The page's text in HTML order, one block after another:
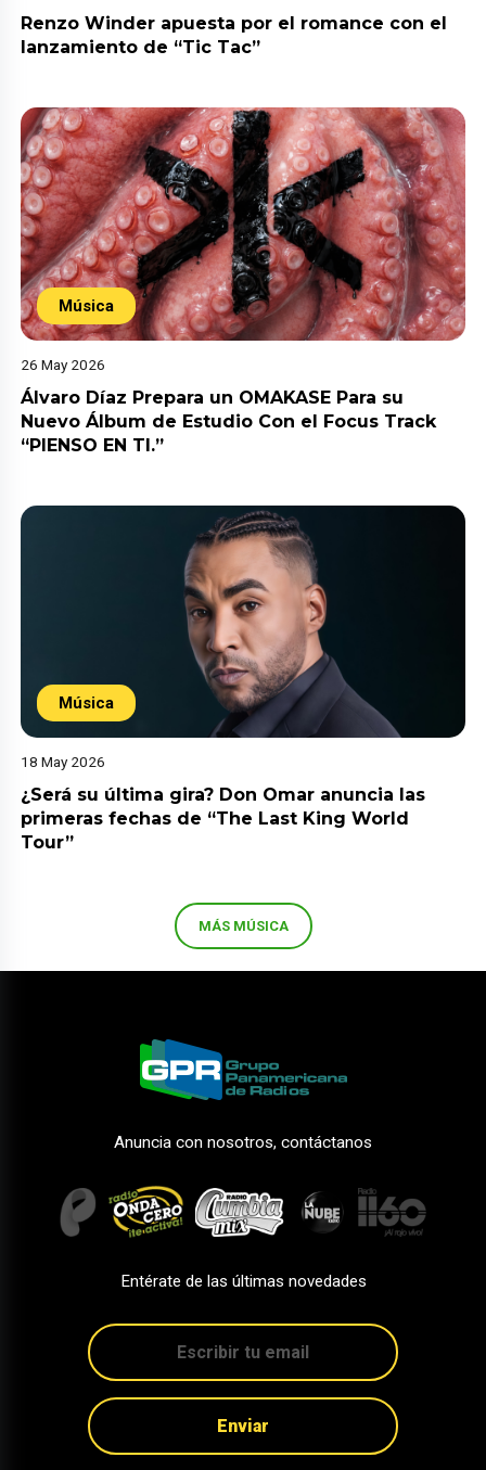
Renzo Winder apuesta por el romance con el
lanzamiento de “Tic Tac”
Música
26 May 2026
Álvaro Díaz Prepara un OMAKASE Para su
Nuevo Álbum de Estudio Con el Focus Track
“PIENSO EN TI.”
Música
18 May 2026
¿Será su última gira? Don Omar anuncia las
primeras fechas de “The Last King World
Tour”
MÁS MÚSICA
Anuncia con nosotros, contáctanos
Entérate de las últimas novedades
Enviar